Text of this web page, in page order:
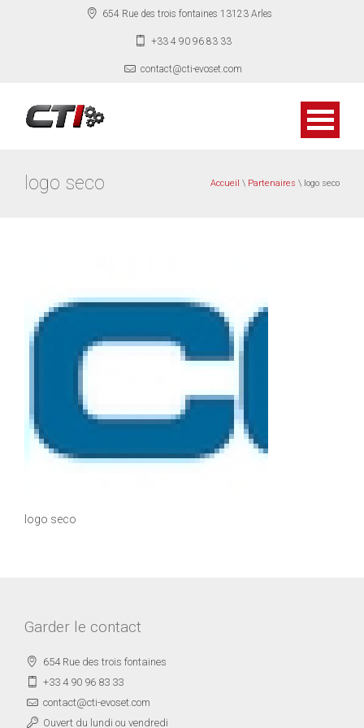
654 Rue des trois fontaines 13123 Arles
+33 4 90 96 83 33
contact@cti-evoset.com
logo seco Accueil \ Partenaires \ logo seco
logo seco
Garder le contact
654 Rue des trois fontaines
+33 4 90 96 83 33
contact@cti-evoset.com
Ouvert du lundi ou vendredi